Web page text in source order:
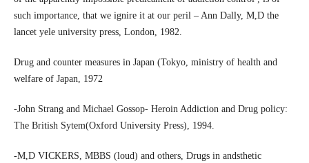
such importance, that we ignire it at our peril – Ann Dally, M,D the
lancet yele university press, London, 1982.
Drug and counter measures in Japan (Tokyo, ministry of health and
welfare of Japan, 1972
-John Strang and Michael Gossop- Heroin Addiction and Drug policy:
The British Sytem(Oxford University Press), 1994.
-M,D VICKERS, MBBS (loud) and others, Drugs in andsthetic